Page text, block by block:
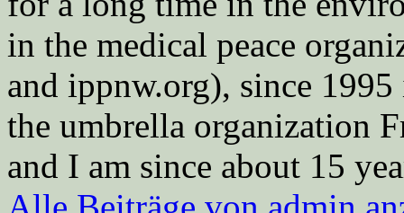
in the medical peace
and ippnw.org), since
the umbrella organization
and I am since about 15